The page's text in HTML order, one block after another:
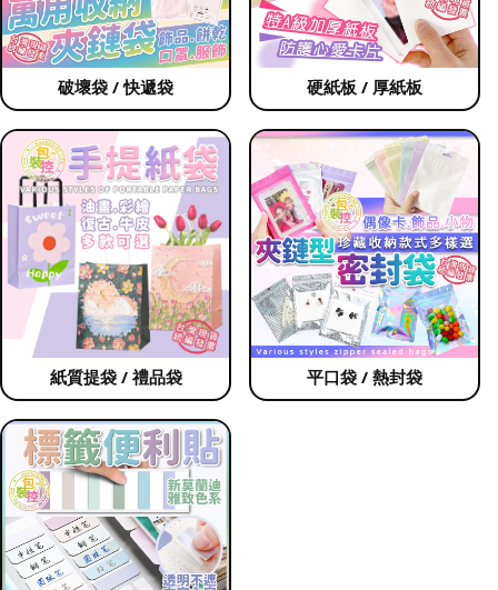
破壞袋 / 快遞袋 硬紙板 / 厚紙板
紙質提袋 / 禮品袋 平口袋 / 熱封袋